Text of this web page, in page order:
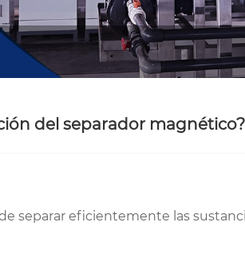
del separador magnético?
separar eficientemente las